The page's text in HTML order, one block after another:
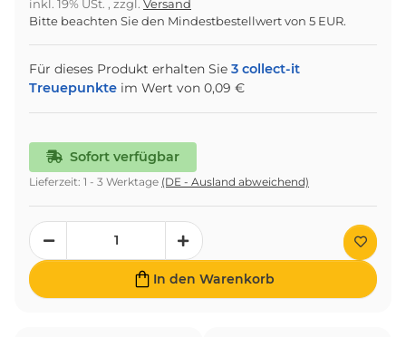
inkl. 19% USt. , zzgl. Versand
Bitte beachten Sie den Mindestbestellwert von 5 EUR.
Für dieses Produkt erhalten Sie 3 collect-it
Treuepunkte im Wert von 0,09 €
Sofort verfügbar
Lieferzeit: 1 - 3 Werktage (DE - Ausland abweichend)
In den Warenkorb